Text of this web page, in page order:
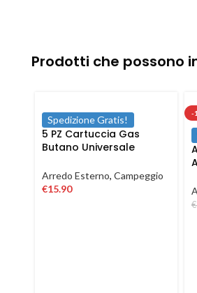
Prodotti che possono
Spedizione Gratis!
5 PZ Cartuccia Gas
Butano Universale
campeggio 190 gr
Arredo Esterno, Campeggio
€15.90
-
€